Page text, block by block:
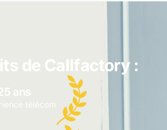
de Callfactory :
ans
télécom